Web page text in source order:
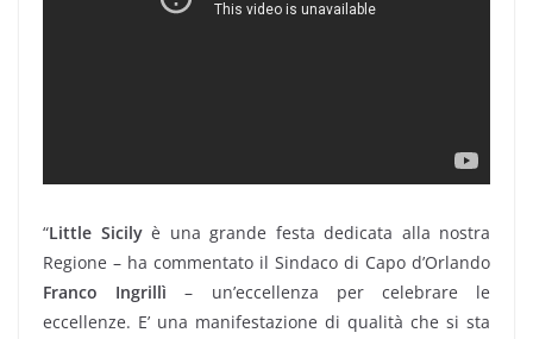
“Little Sicilyè una grande festa dedicata alla nostra
Regione – ha commentato il Sindaco di Capo d’Orlando
Franco Ingrillì – un’eccellenza per celebrare le
eccellenze. E’ una manifestazione di qualità che si sta